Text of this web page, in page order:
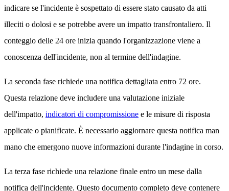
indicare se l'incidente è sospettato di essere stato causato da atti
illeciti o dolosi e se potrebbe avere un impatto transfrontaliero. Il
conteggio delle 24 ore inizia quando l'organizzazione viene a
conoscenza dell'incidente, non al termine dell'indagine.
La seconda fase richiede una notifica dettagliata entro 72 ore.
Questa relazione deve includere una valutazione iniziale
dell'impatto, indicatori di compromissione e le misure di risposta
applicate o pianificate. È necessario aggiornare questa notifica man
mano che emergono nuove informazioni durante l'indagine in corso.
La terza fase richiede una relazione finale entro un mese dalla
notifica dell'incidente. Questo documento completo deve contenere